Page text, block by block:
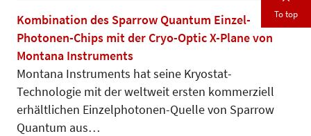
Kombination des Sparrow Quantum Einzel-
Photonen-Chips mit der Cryo-Optic X-Plane von
Montana Instruments
Montana Instruments hat seine Kryostat-
Technologie mit der weltweit ersten kommerziell
erhältlichen Einzelphotonen-Quelle von Sparrow
Quantum aus…
To top